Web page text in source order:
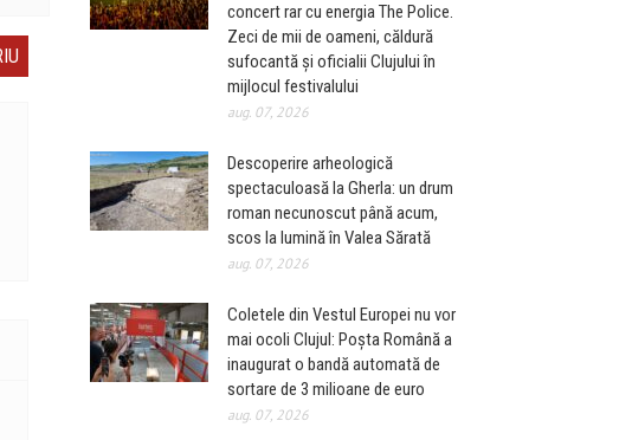
concert rar cu energia The Police.
Zeci de mii de oameni, căldură
sufocantă și oficialii Clujului în
mijlocul festivalului
aug. 07, 2026
Descoperire arheologică
spectaculoasă la Gherla: un drum
roman necunoscut până acum,
scos la lumină în Valea Sărată
aug. 07, 2026
Coletele din Vestul Europei nu vor
mai ocoli Clujul: Poșta Română a
inaugurat o bandă automată de
sortare de 3 milioane de euro
aug. 07, 2026